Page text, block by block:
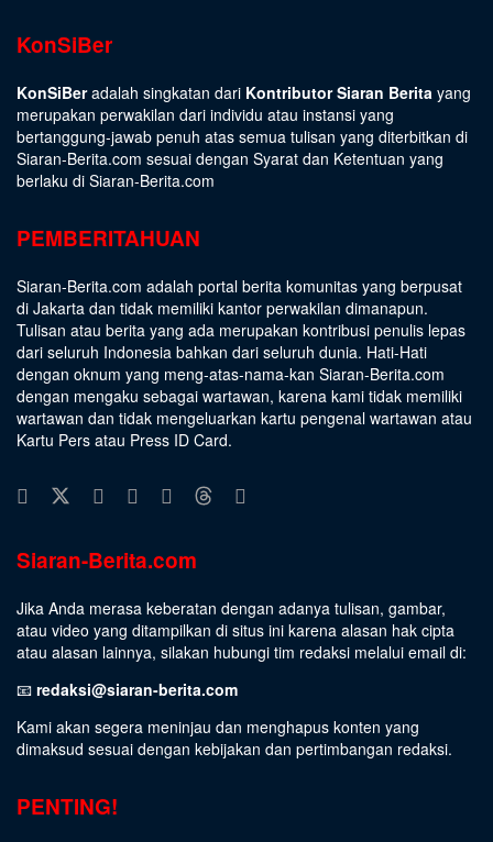
KonSiBer
KonSiBeradalah singkatan dari Kontributor Siaran Berita yang
merupakan perwakilan dari individu atau instansi yang
bertanggung-jawab penuh atas semua tulisan yang diterbitkan di
Siaran-Berita.com sesuai dengan Syarat dan Ketentuan yang
berlaku di Siaran-Berita.com
PEMBERITAHUAN
Siaran-Berita.com adalah portal berita komunitas yang berpusat
di Jakarta dan tidak memiliki kantor perwakilan dimanapun.
Tulisan atau berita yang ada merupakan kontribusi penulis lepas
dari seluruh Indonesia bahkan dari seluruh dunia. Hati-Hati
dengan oknum yang meng-atas-nama-kan Siaran-Berita.com
dengan mengaku sebagai wartawan, karena kami tidak memiliki
wartawan dan tidak mengeluarkan kartu pengenal wartawan atau
Kartu Pers atau Press ID Card.
Siaran-Berita.com
Jika Anda merasa keberatan dengan adanya tulisan, gambar,
atau video yang ditampilkan di situs ini karena alasan hak cipta
atau alasan lainnya, silakan hubungi tim redaksi melalui email di:
📧 redaksi@siaran-berita.com
Kami akan segera meninjau dan menghapus konten yang
dimaksud sesuai dengan kebijakan dan pertimbangan redaksi.
PENTING!